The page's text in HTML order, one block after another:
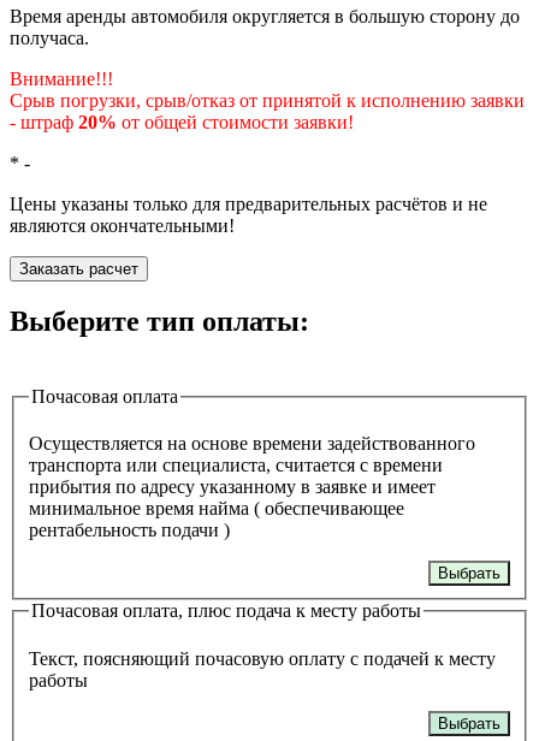
Время аренды автомобиля округляется в большую сторону до
получаса.
Внимание!!!
Срыв погрузки, срыв/отказ от принятой к исполнению заявки
- штраф 20% от общей стоимости заявки!
* -
Цены указаны только для предварительных расчётов и не
являются окончательными!
Заказать расчет
Выберите тип оплаты:
Почасовая оплата
Осуществляется на основе времени задействованного
транспорта или специалиста, считается с времени
прибытия по адресу указанному в заявке и имеет
минимальное время найма ( обеспечивающее
рентабельность подачи )
Выбрать
Почасовая оплата, плюс подача к месту работы
Текст, поясняющий почасовую оплату с подачей к месту
работы
Выбрать